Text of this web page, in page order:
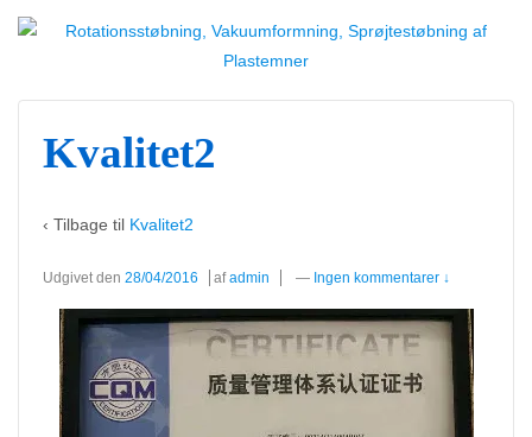
Kvalitet2
‹ Tilbage til Kvalitet2
Udgivet den 28/04/2016 afadmin — Ingen kommentarer ↓